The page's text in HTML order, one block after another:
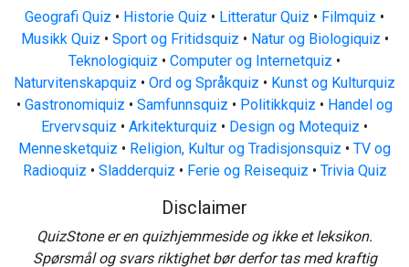
Geografi Quiz • Historie Quiz • Litteratur Quiz • Filmquiz •
Musikk Quiz • Sport og Fritidsquiz • Natur og Biologiquiz •
Teknologiquiz • Computer og Internetquiz •
Naturvitenskapquiz • Ord og Språkquiz • Kunst og Kulturquiz
• Gastronomiquiz • Samfunnsquiz • Politikkquiz • Handel og
Ervervsquiz • Arkitekturquiz • Design og Motequiz •
Mennesketquiz • Religion, Kultur og Tradisjonsquiz • TV og
Radioquiz • Sladderquiz • Ferie og Reisequiz • Trivia Quiz
Disclaimer
QuizStone er en quizhjemmeside og ikke et leksikon.
Spørsmål og svars riktighet bør derfor tas med kraftig